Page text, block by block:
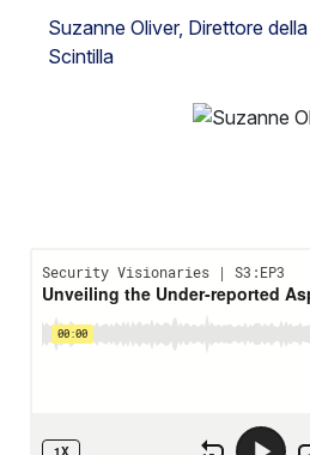
Suzanne Oliver, Direttore
Scintilla